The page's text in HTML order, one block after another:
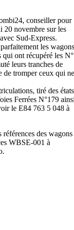
conseiller pour
20 novembre sur les
Sud-Express.
les wagons
ont récupéré les N°
leurs tranches de
de tromper ceux qui ne
tiré des états
Ferrées N°179
le E84 763 5 048 à
références des wagons
WBSE-001 à